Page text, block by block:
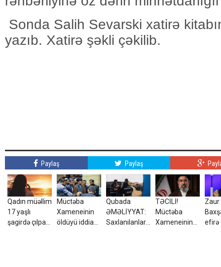
Sonda Salih Sevarski xatirə
yazıb. Xatirə şəkli çəkilib.
Paylaş Paylaş
Qadın müəllim
17 yaşlı
şagirdə çılpaq
Müctəba
Xameneinin
öldüyü iddia
Qubada
ƏMƏLİYYAT:
Saxlanılanlar
TƏCİLİ!
Müctəba
Xameneinin
Zaur
efirə